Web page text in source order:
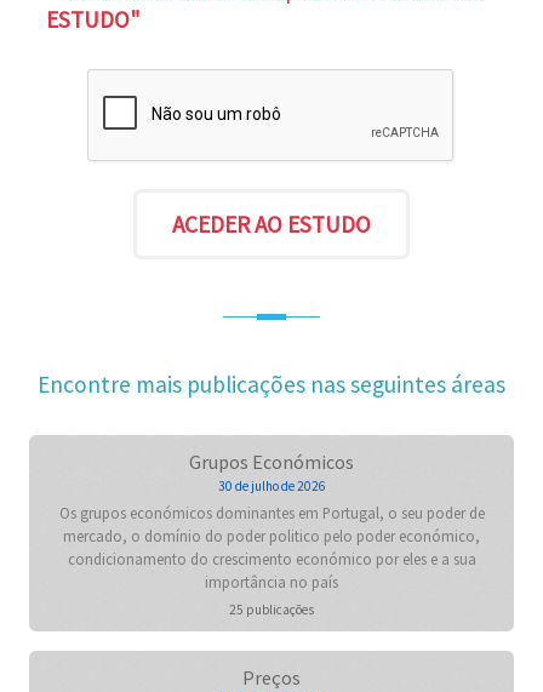
ESTUDO"
Encontre mais publicações nas seguintes áreas
Grupos Económicos
30 de julho de 2026
Os grupos económicos dominantes em Portugal, o seu poder de
mercado, o domínio do poder politico pelo poder económico,
condicionamento do crescimento económico por eles e a sua
importância no país
25 publicações
Preços